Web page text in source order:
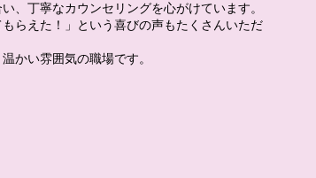
、丁寧なカウンセリングを心がけています。
らえた！」という喜びの声もたくさんいただ
かい雰囲気の職場です。